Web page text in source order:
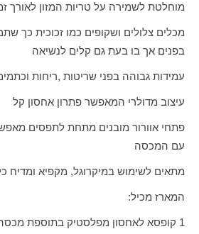
מוחלטת לשמירה על טריות המזון לאורך
מכלים צלולים ושקופים כמו זכוכית כך
בפנים אך בו בעת גם קלים לנשיאה
עמידות גבוהה בפני שריטות ,ריחות
עיצוב מדולרי המאפשר פתרון אחסון קל
פתחי אוורור מובנים מתחת לתפסים
עם המכסה
מתאים לשימוש במיקרוגל, מקפיא ומדיח
המארז מכיל: